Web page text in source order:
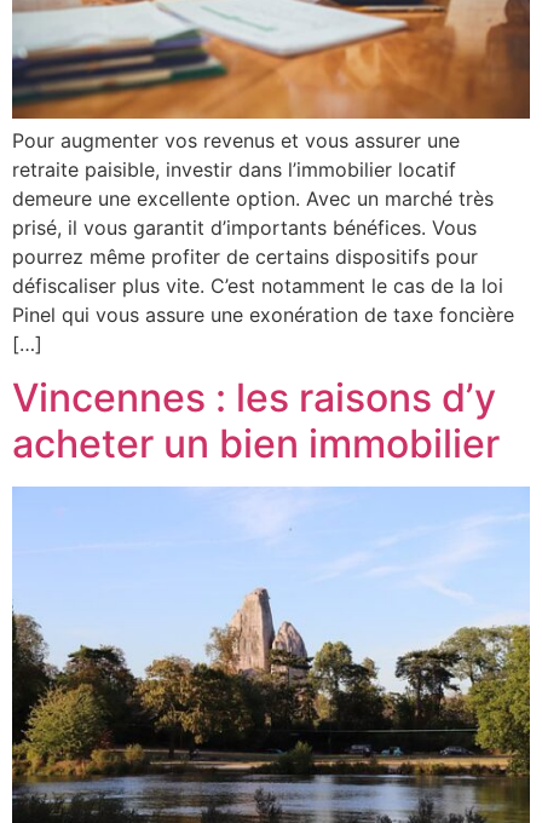
Pour augmenter vos revenus et vous assurer une
retraite paisible, investir dans l’immobilier locatif
demeure une excellente option. Avec un marché très
prisé, il vous garantit d’importants bénéfices. Vous
pourrez même profiter de certains dispositifs pour
défiscaliser plus vite. C’est notamment le cas de la loi
Pinel qui vous assure une exonération de taxe foncière
[…]
Vincennes : les raisons d’y
acheter un bien immobilier